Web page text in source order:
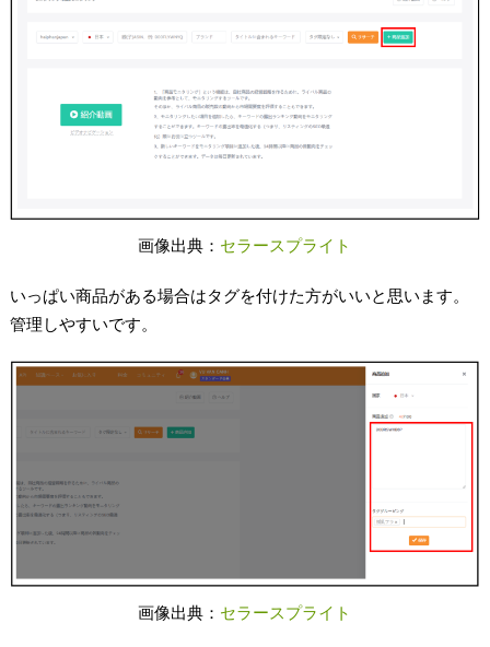
画像出典： セラースプライト
いっぱい商品がある場合はタグを付けた方がいいと思います。
管理しやすいです。
画像出典： セラースプライト